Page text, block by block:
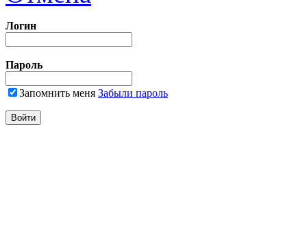
Логин
Пароль
Запомнить меня Забыли пароль